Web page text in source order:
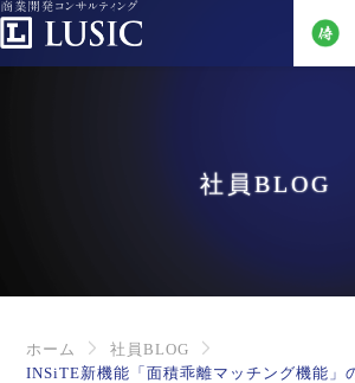
社員BLOG
ホーム
社員BLOG
INSiTE新機能「面積乖離マッチング機能」